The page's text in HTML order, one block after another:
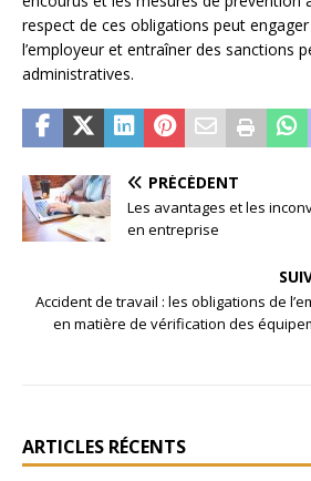
respect de ces obligations peut
l’employeur et entraîner des sanctions
administratives.
PRÉCÉDENT
Les avantages et les
en entreprise
Accident de travail : les obligations de
en matière de vérification des
ARTICLES RÉCENTS